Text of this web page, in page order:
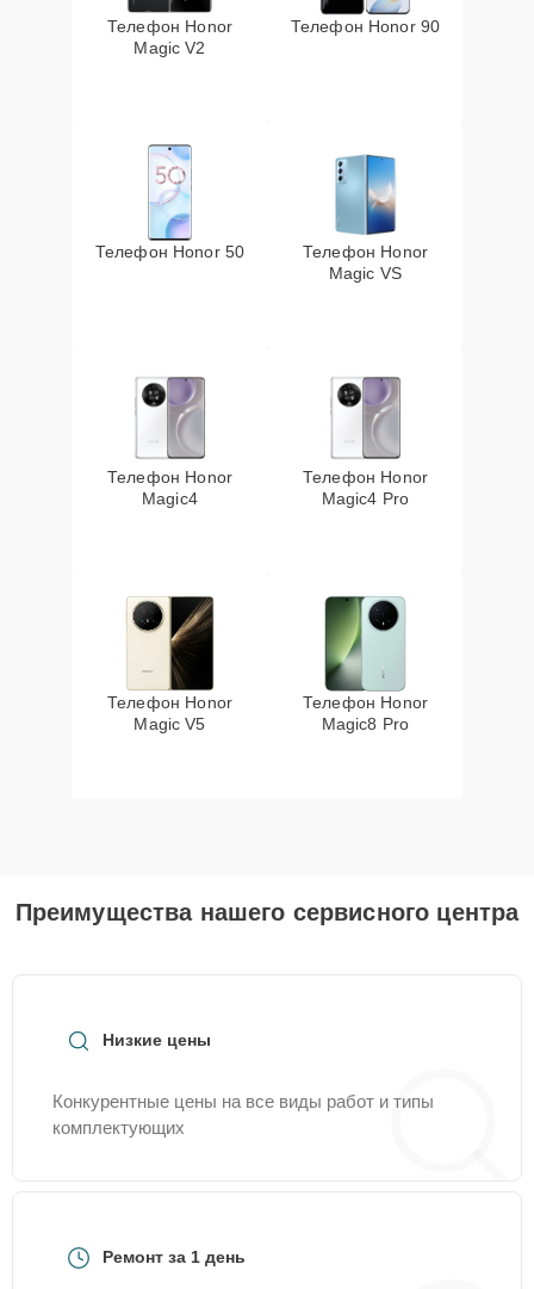
Телефон Honor
Magic V2
Телефон Honor 90
Телефон Honor 50
Телефон Honor
Magic VS
Телефон Honor
Magic4
Телефон Honor
Magic4 Pro
Телефон Honor
Magic V5
Телефон Honor
Magic8 Pro
Преимущества нашего сервисного центра
Низкие цены
Конкурентные цены на все виды работ и типы
комплектующих
Ремонт за 1 день